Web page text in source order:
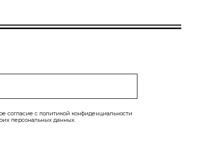
согласие с политикой конфиденциальности
персональных данных.